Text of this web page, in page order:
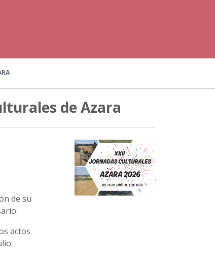
de Azara
de su
actos